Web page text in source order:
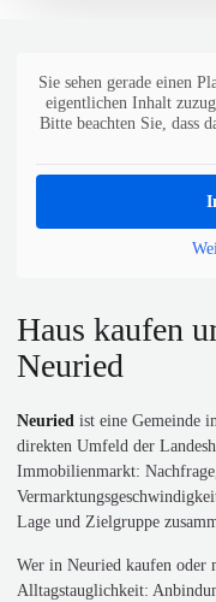
Sie sehen gerade einen
eigentlichen Inhalt
Bitte beachten Sie, dass
Haus kaufen
Neuried
Neuried ist eine Gemeinde
direkten Umfeld der
Immobilienmarkt:
Lage und Zielgruppe
Wer in Neuried kaufen oder
Alltagstauglichkeit: